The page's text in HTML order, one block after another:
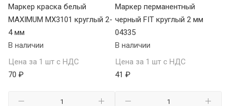
Маркер краска белый
MAXIMUM MX3101 круглый 2-
4 мм
В наличии
Цена за 1 шт с НДС
70 ₽
Маркер перманентный
черный FIT круглый 2 мм
04335
В наличии
Цена за 1 шт с НДС
41 ₽